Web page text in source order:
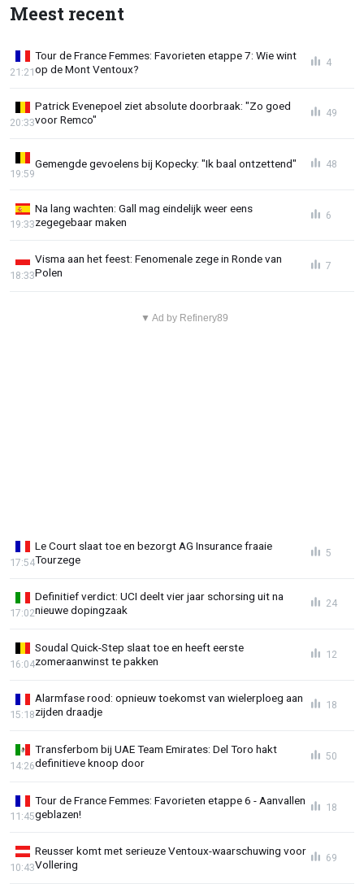
Meest recent
Tour de France Femmes: Favorieten etappe 7: Wie wint
op de Mont Ventoux?
21:21
4
Patrick Evenepoel ziet absolute doorbraak: "Zo goed
voor Remco"
20:33
49
Gemengde gevoelens bij Kopecky: "Ik baal ontzettend"
19:59
48
Na lang wachten: Gall mag eindelijk weer eens
zegegebaar maken
19:33
6
Visma aan het feest: Fenomenale zege in Ronde van
Polen
18:33
7
▼ Ad by Refinery89
Le Court slaat toe en bezorgt AG Insurance fraaie
Tourzege
17:54
5
Definitief verdict: UCI deelt vier jaar schorsing uit na
nieuwe dopingzaak
17:02
24
Soudal Quick-Step slaat toe en heeft eerste
zomeraanwinst te pakken
16:04
12
Alarmfase rood: opnieuw toekomst van wielerploeg aan
zijden draadje
15:18
18
Transferbom bij UAE Team Emirates: Del Toro hakt
definitieve knoop door
14:26
50
Tour de France Femmes: Favorieten etappe 6 - Aanvallen
geblazen!
11:45
18
Reusser komt met serieuze Ventoux-waarschuwing voor
Vollering
10:43
69